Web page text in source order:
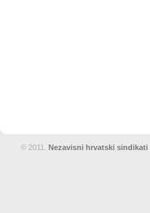
© 2011. Nezavisni hrvatski sindikati